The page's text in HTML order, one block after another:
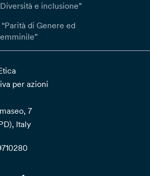
e inclusione”
di Genere ed
per azioni
7
Italy